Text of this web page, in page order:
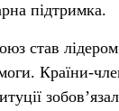
підтримка.
став
Країни-